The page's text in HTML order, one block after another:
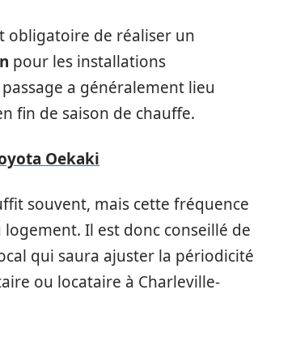
obligatoire de réaliser un
pour les installations
a généralement lieu
fin de saison de chauffe.
Oekaki
souvent, mais cette fréquence
Il est donc conseillé de
qui saura ajuster la périodicité
ou locataire à Charleville-